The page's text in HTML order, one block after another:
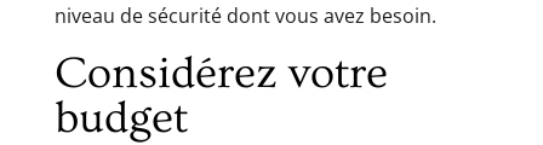
niveau de sécurité dont vous avez besoin.
Considérez votre
budget